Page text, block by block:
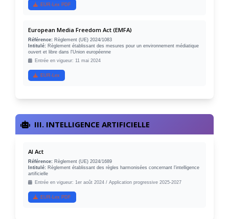
EUR-Lex PDF
European Media Freedom Act (EMFA)
Référence: Règlement (UE) 2024/1083
Intitulé: Règlement établissant des mesures pour un environnement médiatique
ouvert et libre dans l'Union européenne
Entrée en vigueur: 11 mai 2024
EUR-Lex
III. INTELLIGENCE ARTIFICIELLE
AI Act
Référence: Règlement (UE) 2024/1689
Intitulé: Règlement établissant des règles harmonisées concernant l'intelligence
artificielle
Entrée en vigueur: 1er août 2024 / Application progressive 2025-2027
EUR-Lex PDF